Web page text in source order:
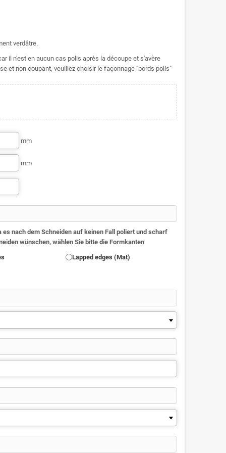
verdâtre.
il n'est en aucun cas polis après la découpe et s'avère
et non coupant, veuillez choisir le façonnage "bords polis"
mm
mm
nach dem Schneiden auf keinen Fall poliert und scharf
wünschen, wählen Sie bitte die Formkanten
Lapped edges (Mat)